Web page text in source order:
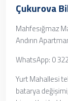
Çukurova
Mahfesığmaz
Andırın
WhatsApp: 0
Yurt Mahallesi
batarya